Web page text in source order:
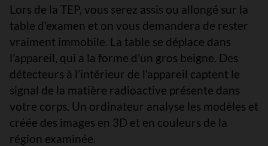
Lors de la TEP, vous serez assis ou allongé sur la
table d’examen et on vous demandera de rester
vraiment immobile. La table se déplace dans
l’appareil, qui a la forme d’un gros beigne. Des
détecteurs à l’intérieur de l’appareil captent le
signal de la matière radioactive présente dans
votre corps. Un ordinateur analyse les modèles et
créée des images en 3D et en couleurs de la
région examinée.